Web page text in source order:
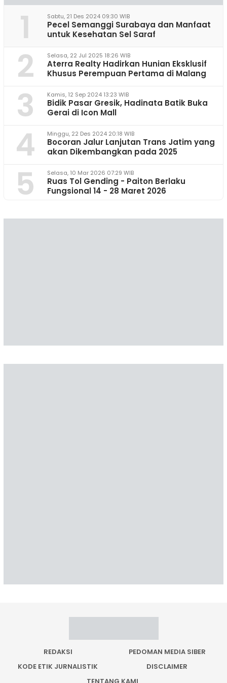
1 Sabtu, 21 Des 2024 09:30 WIB
Pecel Semanggi Surabaya dan Manfaat
untuk Kesehatan Sel Saraf
2 Selasa, 22 Jul 2025 18:26 WIB
Aterra Realty Hadirkan Hunian Eksklusif
Khusus Perempuan Pertama di Malang
3 Kamis, 12 Sep 2024 13:23 WIB
Bidik Pasar Gresik, Hadinata Batik Buka
Gerai di Icon Mall
4 Minggu, 22 Des 2024 20:18 WIB
Bocoran Jalur Lanjutan Trans Jatim yang
akan Dikembangkan pada 2025
5 Selasa, 10 Mar 2026 07:29 WIB
Ruas Tol Gending - Paiton Berlaku
Fungsional 14 - 28 Maret 2026
REDAKSI
PEDOMAN MEDIA SIBER
KODE ETIK JURNALISTIK
DISCLAIMER